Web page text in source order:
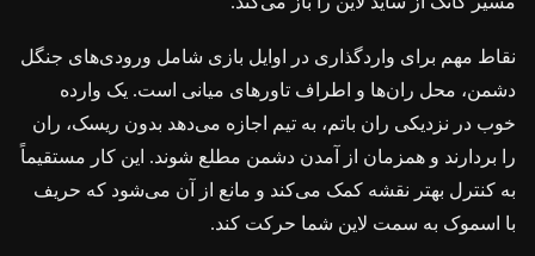
نقاط مهم برای واردگذاری در اوایل بازی شامل ورودی‌های جنگل
دشمن، محل ران‌ها و اطراف تاورهای میانی است. یک وارده
خوب در نزدیکی ران باتم، به تیم اجازه می‌دهد بدون ریسک، ران
را بردارند و همزمان از آمدن دشمن مطلع شوند. این کار مستقیماً
به کنترل بهتر نقشه کمک می‌کند و مانع از آن می‌شود که حریف
با اسموک به سمت لاین شما حرکت کند.